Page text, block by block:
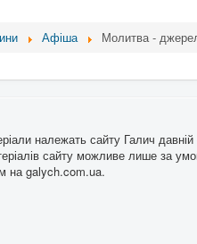
Афіша Молитва -
належать сайту Галич
сайту можливе лише за
на galych.com.ua.